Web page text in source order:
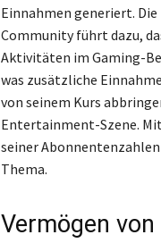
Einnahmen generiert.
Community führt dazu,
Aktivitäten im Gaming-
was zusätzliche
von seinem Kurs
Entertainment-Szene.
seiner
Thema.
Vermögen von